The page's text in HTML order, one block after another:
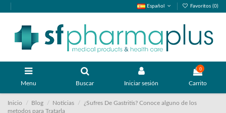
Español Favoritos (0)
Menu Buscar Iniciar sesión
0
Carrito
Inicio Blog Noticias
¿Sufres De Gastritis? Conoce alguno de los
metodos para Tratarla